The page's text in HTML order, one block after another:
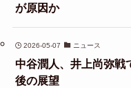
が原因か
2026-05-07 ニュース
中谷潤人、井上尚弥戦
後の展望